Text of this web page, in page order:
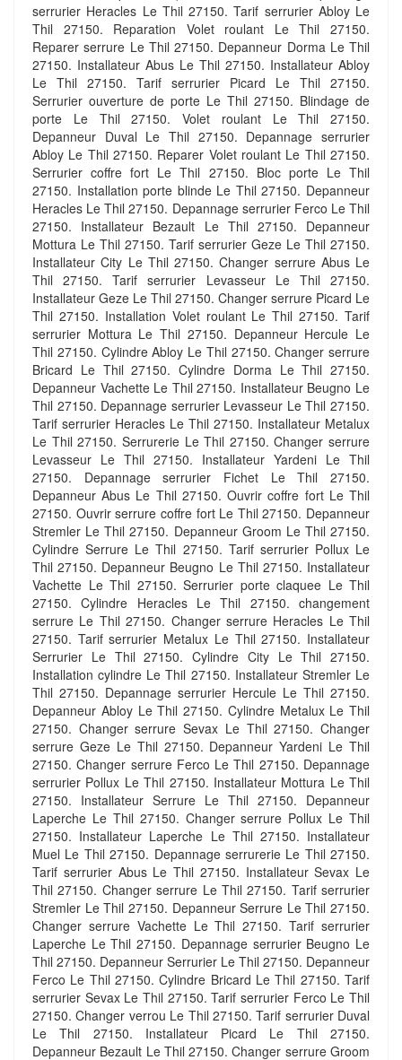
serrurier Heracles Le Thil 27150. Tarif serrurier Abloy Le
Thil 27150. Reparation Volet roulant Le Thil 27150.
Reparer serrure Le Thil 27150. Depanneur Dorma Le Thil
27150. Installateur Abus Le Thil 27150. Installateur Abloy
Le Thil 27150. Tarif serrurier Picard Le Thil 27150.
Serrurier ouverture de porte Le Thil 27150. Blindage de
porte Le Thil 27150. Volet roulant Le Thil 27150.
Depanneur Duval Le Thil 27150. Depannage serrurier
Abloy Le Thil 27150. Reparer Volet roulant Le Thil 27150.
Serrurier coffre fort Le Thil 27150. Bloc porte Le Thil
27150. Installation porte blinde Le Thil 27150. Depanneur
Heracles Le Thil 27150. Depannage serrurier Ferco Le Thil
27150. Installateur Bezault Le Thil 27150. Depanneur
Mottura Le Thil 27150. Tarif serrurier Geze Le Thil 27150.
Installateur City Le Thil 27150. Changer serrure Abus Le
Thil 27150. Tarif serrurier Levasseur Le Thil 27150.
Installateur Geze Le Thil 27150. Changer serrure Picard Le
Thil 27150. Installation Volet roulant Le Thil 27150. Tarif
serrurier Mottura Le Thil 27150. Depanneur Hercule Le
Thil 27150. Cylindre Abloy Le Thil 27150. Changer serrure
Bricard Le Thil 27150. Cylindre Dorma Le Thil 27150.
Depanneur Vachette Le Thil 27150. Installateur Beugno Le
Thil 27150. Depannage serrurier Levasseur Le Thil 27150.
Tarif serrurier Heracles Le Thil 27150. Installateur Metalux
Le Thil 27150. Serrurerie Le Thil 27150. Changer serrure
Levasseur Le Thil 27150. Installateur Yardeni Le Thil
27150. Depannage serrurier Fichet Le Thil 27150.
Depanneur Abus Le Thil 27150. Ouvrir coffre fort Le Thil
27150. Ouvrir serrure coffre fort Le Thil 27150. Depanneur
Stremler Le Thil 27150. Depanneur Groom Le Thil 27150.
Cylindre Serrure Le Thil 27150. Tarif serrurier Pollux Le
Thil 27150. Depanneur Beugno Le Thil 27150. Installateur
Vachette Le Thil 27150. Serrurier porte claquee Le Thil
27150. Cylindre Heracles Le Thil 27150. changement
serrure Le Thil 27150. Changer serrure Heracles Le Thil
27150. Tarif serrurier Metalux Le Thil 27150. Installateur
Serrurier Le Thil 27150. Cylindre City Le Thil 27150.
Installation cylindre Le Thil 27150. Installateur Stremler Le
Thil 27150. Depannage serrurier Hercule Le Thil 27150.
Depanneur Abloy Le Thil 27150. Cylindre Metalux Le Thil
27150. Changer serrure Sevax Le Thil 27150. Changer
serrure Geze Le Thil 27150. Depanneur Yardeni Le Thil
27150. Changer serrure Ferco Le Thil 27150. Depannage
serrurier Pollux Le Thil 27150. Installateur Mottura Le Thil
27150. Installateur Serrure Le Thil 27150. Depanneur
Laperche Le Thil 27150. Changer serrure Pollux Le Thil
27150. Installateur Laperche Le Thil 27150. Installateur
Muel Le Thil 27150. Depannage serrurerie Le Thil 27150.
Tarif serrurier Abus Le Thil 27150. Installateur Sevax Le
Thil 27150. Changer serrure Le Thil 27150. Tarif serrurier
Stremler Le Thil 27150. Depanneur Serrure Le Thil 27150.
Changer serrure Vachette Le Thil 27150. Tarif serrurier
Laperche Le Thil 27150. Depannage serrurier Beugno Le
Thil 27150. Depanneur Serrurier Le Thil 27150. Depanneur
Ferco Le Thil 27150. Cylindre Bricard Le Thil 27150. Tarif
serrurier Sevax Le Thil 27150. Tarif serrurier Ferco Le Thil
27150. Changer verrou Le Thil 27150. Tarif serrurier Duval
Le Thil 27150. Installateur Picard Le Thil 27150.
Depanneur Bezault Le Thil 27150. Changer serrure Groom